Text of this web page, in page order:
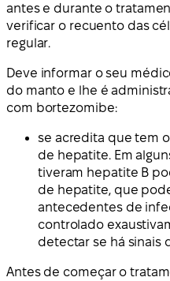
antes e durante o
verificar o recuento das
regular.
Deve informar o seu
do manto e lhe é
com bortezomibe:
se acredita que tem
de hepatite. Em
tiveram hepatite B
de hepatite, que
antecedentes de
controlado
detectar se há sinais
Antes de começar o